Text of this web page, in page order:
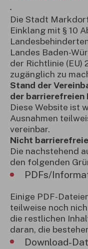
.
Die Stadt
Einklang mit § 10
Landes Baden-
der Richtlinie (EU)
zugänglich zu
Stand der
der
Diese Website ist
Ausnahmen
vereinbar.
Nicht
Die nachstehend
den folgenden
PDFs/
Einige PDF-
teilweise noch
die restlichen
daran, die
Download-